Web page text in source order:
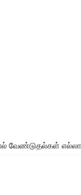
வேண்டுதல்கள்